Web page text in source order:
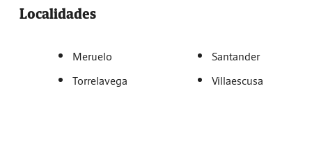
Localidades
Meruelo
Santander
Torrelavega
Villaescusa